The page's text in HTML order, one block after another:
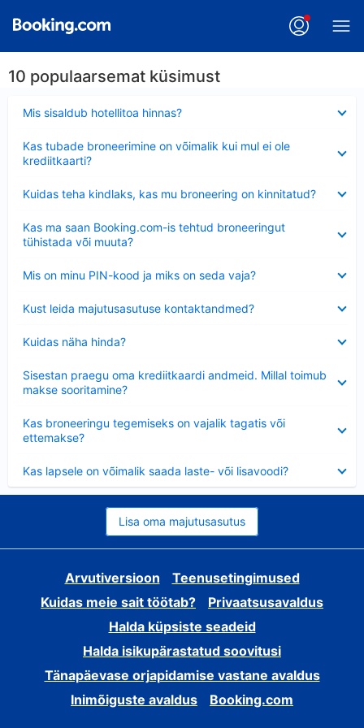
10 populaarsemat küsimust
Mis sisaldub hotellitoa hinnas?
Kas tubade broneerimine on võimalik kui mul ei ole
krediitkaarti?
Kuidas teha kindlaks, kas mu broneering on kinnitatud?
Kas ma saan Booking.com-is tehtud broneeringut
tühistada või muuta?
Mis on minu PIN-kood ja miks on seda vaja?
Kust leida majutusasutuse kontaktandmed?
Kuidas näha hinda?
Sisestan praegu oma krediitkaardi andmeid. Millal toimub
makse sooritamine?
Kas broneeringu tegemiseks on vajalik tagatis või
ettemakse?
Kas lapsele on võimalik saada laste- või lisavoodi?
Lisa oma majutusasutus
Arvutiversioon
Teenusetingimused
Kuidas meie sait töötab?
Privaatsusavaldus
Halda küpsiste seadeid
Halda isikupärastatud soovitusi
Tänapäevase orjapidamise vastane avaldus
Inimõiguste avaldus
Booking.com